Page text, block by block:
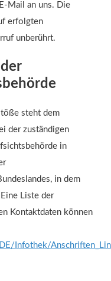
Mail an uns. Die
erfolgten
unberührt.
steht dem
der zuständigen
in
in dem
Liste der
Kontaktdaten können
Infothek/